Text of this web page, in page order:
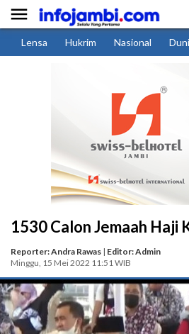

Lensa Hukrim Nasional
1530 Calon Jemaah Haji
Reporter: Andra Rawas | Editor: Admin
Minggu, 15 Mei 2022 11:51 WIB